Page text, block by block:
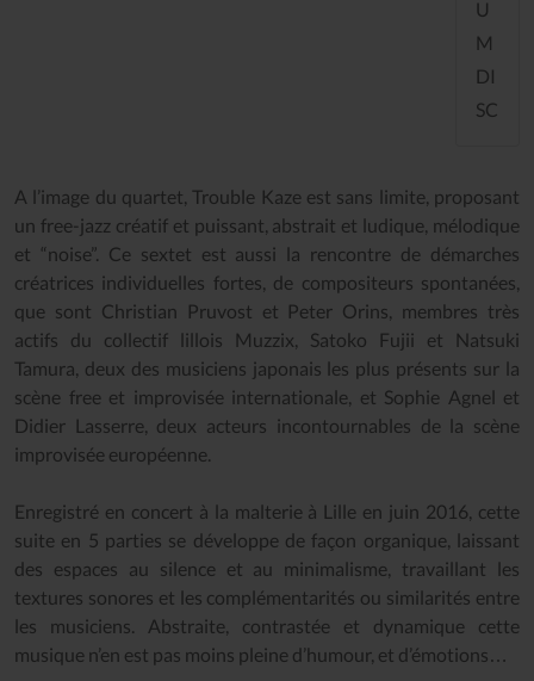
U
M
DI
SC
A l’image du quartet, Trouble Kaze est sans limite, proposant
un free-jazz créatif et puissant, abstrait et ludique, mélodique
et “noise”. Ce sextet est aussi la rencontre de démarches
créatrices individuelles fortes, de compositeurs spontanées,
que sont Christian Pruvost et Peter Orins, membres très
actifs du collectif lillois Muzzix, Satoko Fujii et Natsuki
Tamura, deux des musiciens japonais les plus présents sur la
scène free et improvisée internationale, et Sophie Agnel et
Didier Lasserre, deux acteurs incontournables de la scène
improvisée européenne.
Enregistré en concert à la malterie à Lille en juin 2016, cette
suite en 5 parties se développe de façon organique, laissant
des espaces au silence et au minimalisme, travaillant les
textures sonores et les complémentarités ou similarités entre
les musiciens. Abstraite, contrastée et dynamique cette
musique n’en est pas moins pleine d’humour, et d’émotions…